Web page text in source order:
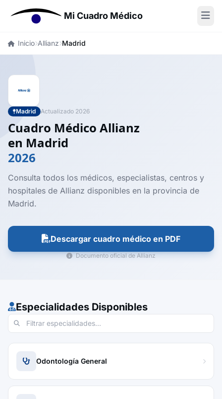
Mi Cuadro Médico
Inicio Allianz Madrid
Madrid Actualizado 2026
Cuadro Médico Allianz
en Madrid
2026
Consulta todos los médicos, especialistas, centros y
hospitales de Allianz disponibles en la provincia de
Madrid.
Descargar cuadro médico en PDF
Documento oficial de Allianz
Especialidades Disponibles
Odontología General